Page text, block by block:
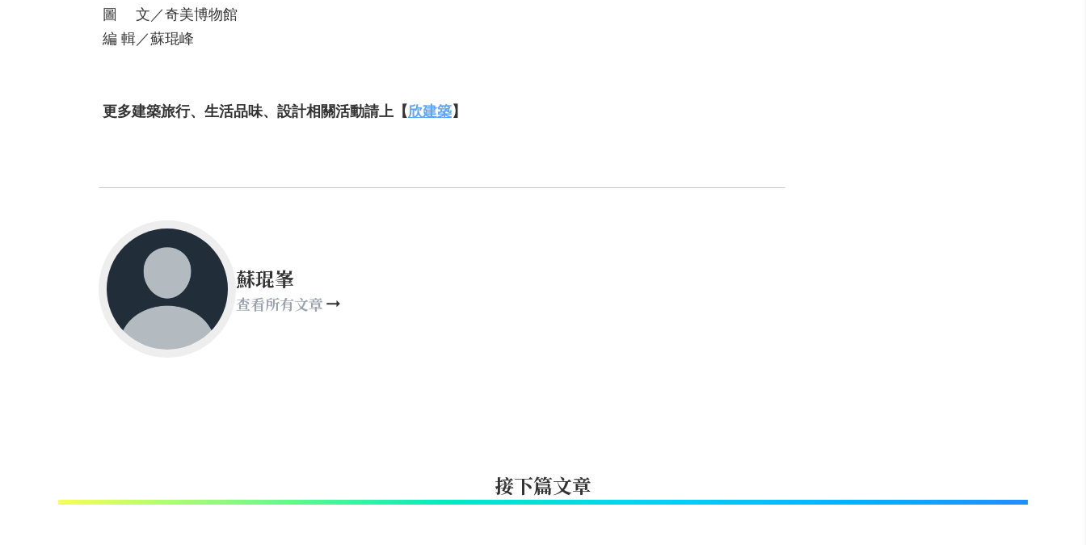
圖 文／奇美博物館
編 輯／蘇琨峰
更多建築旅行、生活品味、設計相關活動請上【欣建築】
蘇琨峯
查看所有文章
接下篇文章